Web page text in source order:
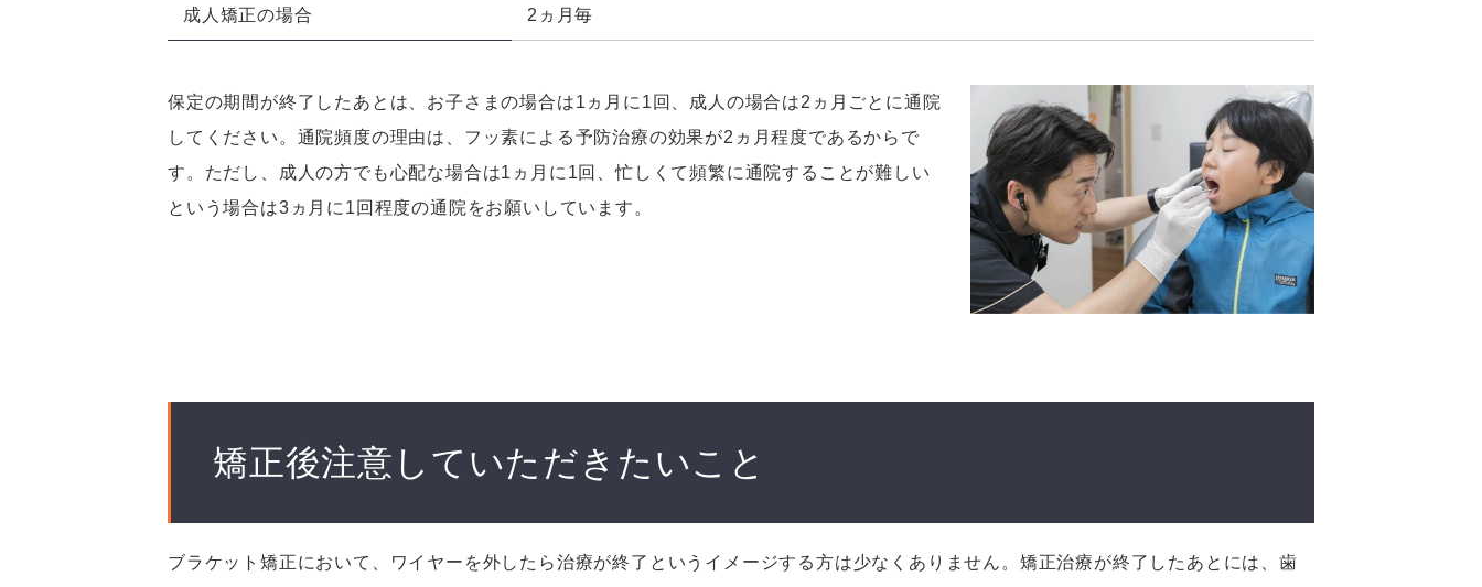
成人矯正の場合 2ヵ月毎
保定の期間が終了したあとは、お子さまの場合は1ヵ月に1回、成人の場合は2ヵ月ごとに通院
してください。通院頻度の理由は、フッ素による予防治療の効果が2ヵ月程度であるからで
す。ただし、成人の方でも心配な場合は1ヵ月に1回、忙しくて頻繁に通院することが難しい
という場合は3ヵ月に1回程度の通院をお願いしています。
矯正後注意していただきたいこと
ブラケット矯正において、ワイヤーを外したら治療が終了というイメージする方は少なくありません。矯正治療が終了したあとには、歯